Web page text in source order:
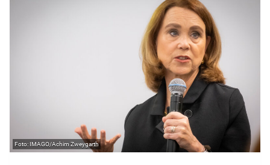
IMAGO/Achim Zweygarth